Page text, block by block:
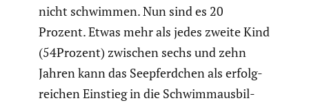
nicht schwimmen. Nun sind es 20
Prozent. Etwas mehr als jedes zweite Kind
(54Prozent) zwischen sechs und zehn
Jahren kann das Seepferd­chen als erfolg­
rei­chen Einstieg in die Schwimm­aus­bil­